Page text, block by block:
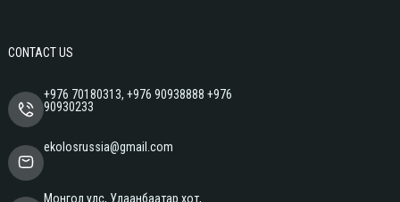
CONTACT US
+976 70180313, +976 90938888 +976
90930233
ekolosrussia@gmail.com
Монгол улс, Улаанбаатар хот,